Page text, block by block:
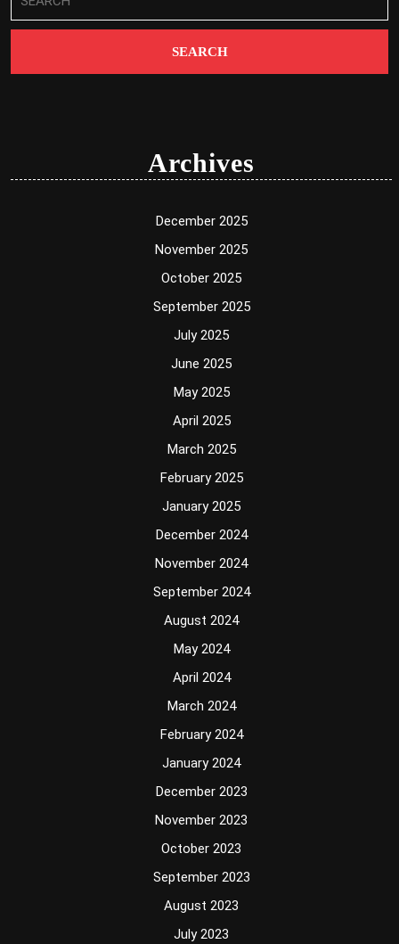
for:
Archives
December 2025
November 2025
October 2025
September 2025
July 2025
June 2025
May 2025
April 2025
March 2025
February 2025
January 2025
December 2024
November 2024
September 2024
August 2024
May 2024
April 2024
March 2024
February 2024
January 2024
December 2023
November 2023
October 2023
September 2023
August 2023
July 2023